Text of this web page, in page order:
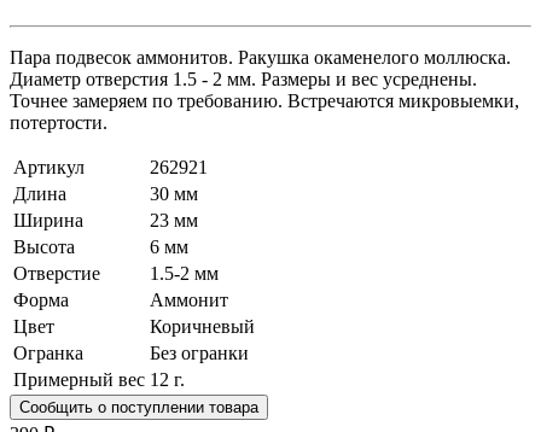
Пара подвесок аммонитов. Ракушка окаменелого моллюска.
Диаметр отверстия 1.5 - 2 мм. Размеры и вес усреднены.
Точнее замеряем по требованию. Встречаются микровыемки,
потертости.
Артикул
262921
Длина
30 мм
Ширина
23 мм
Высота
6 мм
Отверстие
1.5-2 мм
Форма
Аммонит
Цвет
Коричневый
Огранка
Без огранки
Примерный вес 12 г.
Сообщить о поступлении товара